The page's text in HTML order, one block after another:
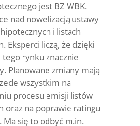
jest BZ WBK.
nad nowelizacją ustawy
i listach
Eksperci liczą, że dzięki
rynku znacznie
Planowane zmiany mają
wszystkim na
procesu emisji listów
oraz na poprawie ratingu
Ma się to odbyć m.in.